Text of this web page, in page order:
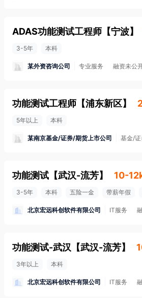
ADAS功能测试工程师 【宁波】
3-5年 本科
某外资咨询公司 专业服务 融资未公
功能测试工程师 【浦东新区】
5年以上 本科
某南京基金/证券/期货上市公司 基金/
功能测试 【武汉-流芳】 10-
3-5年 本科 五险一金 带薪年假
北京宏远科创软件有限公司 IT服务
功能测试-武汉 【武汉-流芳】
3年以上 本科
北京宏远科创软件有限公司 IT服务